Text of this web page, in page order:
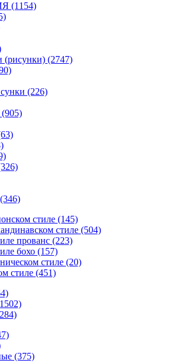
(1154)
(рисунки) (2747)
(226)
(905)
(346)
стиле (145)
стиле (504)
прованс (223)
бохо (157)
стиле (20)
стиле (451)
(375)